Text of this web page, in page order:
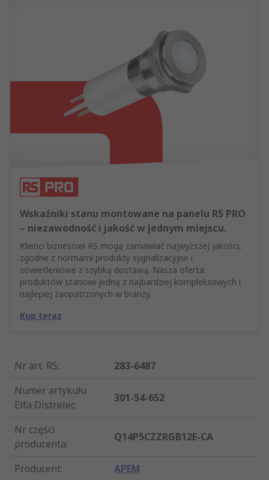
Wskaźniki stanu montowane na panelu RS PRO
– niezawodność i jakość w jednym miejscu.
Klienci biznesowi RS mogą zamawiać najwyższej jakości,
zgodne z normami produkty sygnalizacyjne i
oświetleniowe z szybką dostawą. Nasza oferta
produktów stanowi jedną z najbardziej kompleksowych i
najlepiej zaopatrzonych w branży.
Kup teraz
Nr art. RS:
283-6487
Numer artykułu
Elfa Distrelec:
301-54-652
Nr części
producenta:
Q14P5CZZRGB12E-CA
Producent: APEM